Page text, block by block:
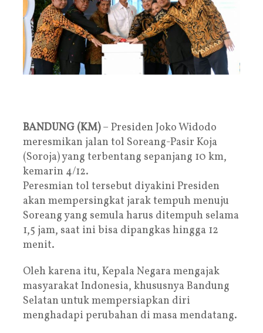
BANDUNG (KM)– Presiden Joko Widodo
meresmikan jalan tol Soreang-Pasir Koja
(Soroja) yang terbentang sepanjang 10 km,
kemarin 4/12.
Peresmian tol tersebut diyakini Presiden
akan mempersingkat jarak tempuh menuju
Soreang yang semula harus ditempuh selama
1,5 jam, saat ini bisa dipangkas hingga 12
menit.
Oleh karena itu, Kepala Negara mengajak
masyarakat Indonesia, khususnya Bandung
Selatan untuk mempersiapkan diri
menghadapi perubahan di masa mendatang.